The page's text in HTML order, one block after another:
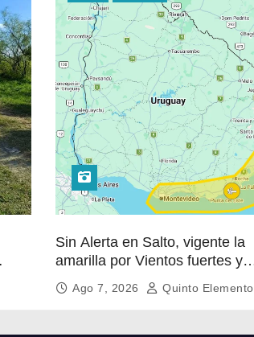
Sin Alerta en Salto, vigente la
amarilla por Vientos fuertes y
Ago 7, 2026 Quinto Elemento